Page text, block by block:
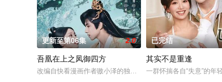
更新至第06集 2.0
吾凰在上之凤御四方
改编自快看漫画作者嗷小泽的独家连载漫画《吾凰在上》。现
已完结
其实不是重逢
一群怀揣各自“失意”的